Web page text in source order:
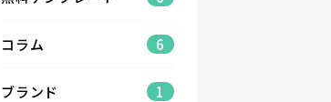
コラム 6
ブランド 1